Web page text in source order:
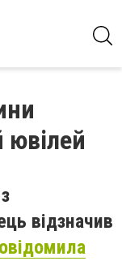
ювілей
відзначив